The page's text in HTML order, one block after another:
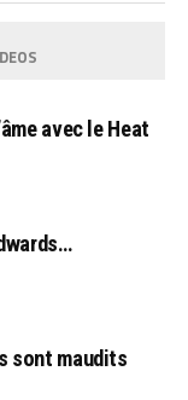
avec le Heat
sont maudits